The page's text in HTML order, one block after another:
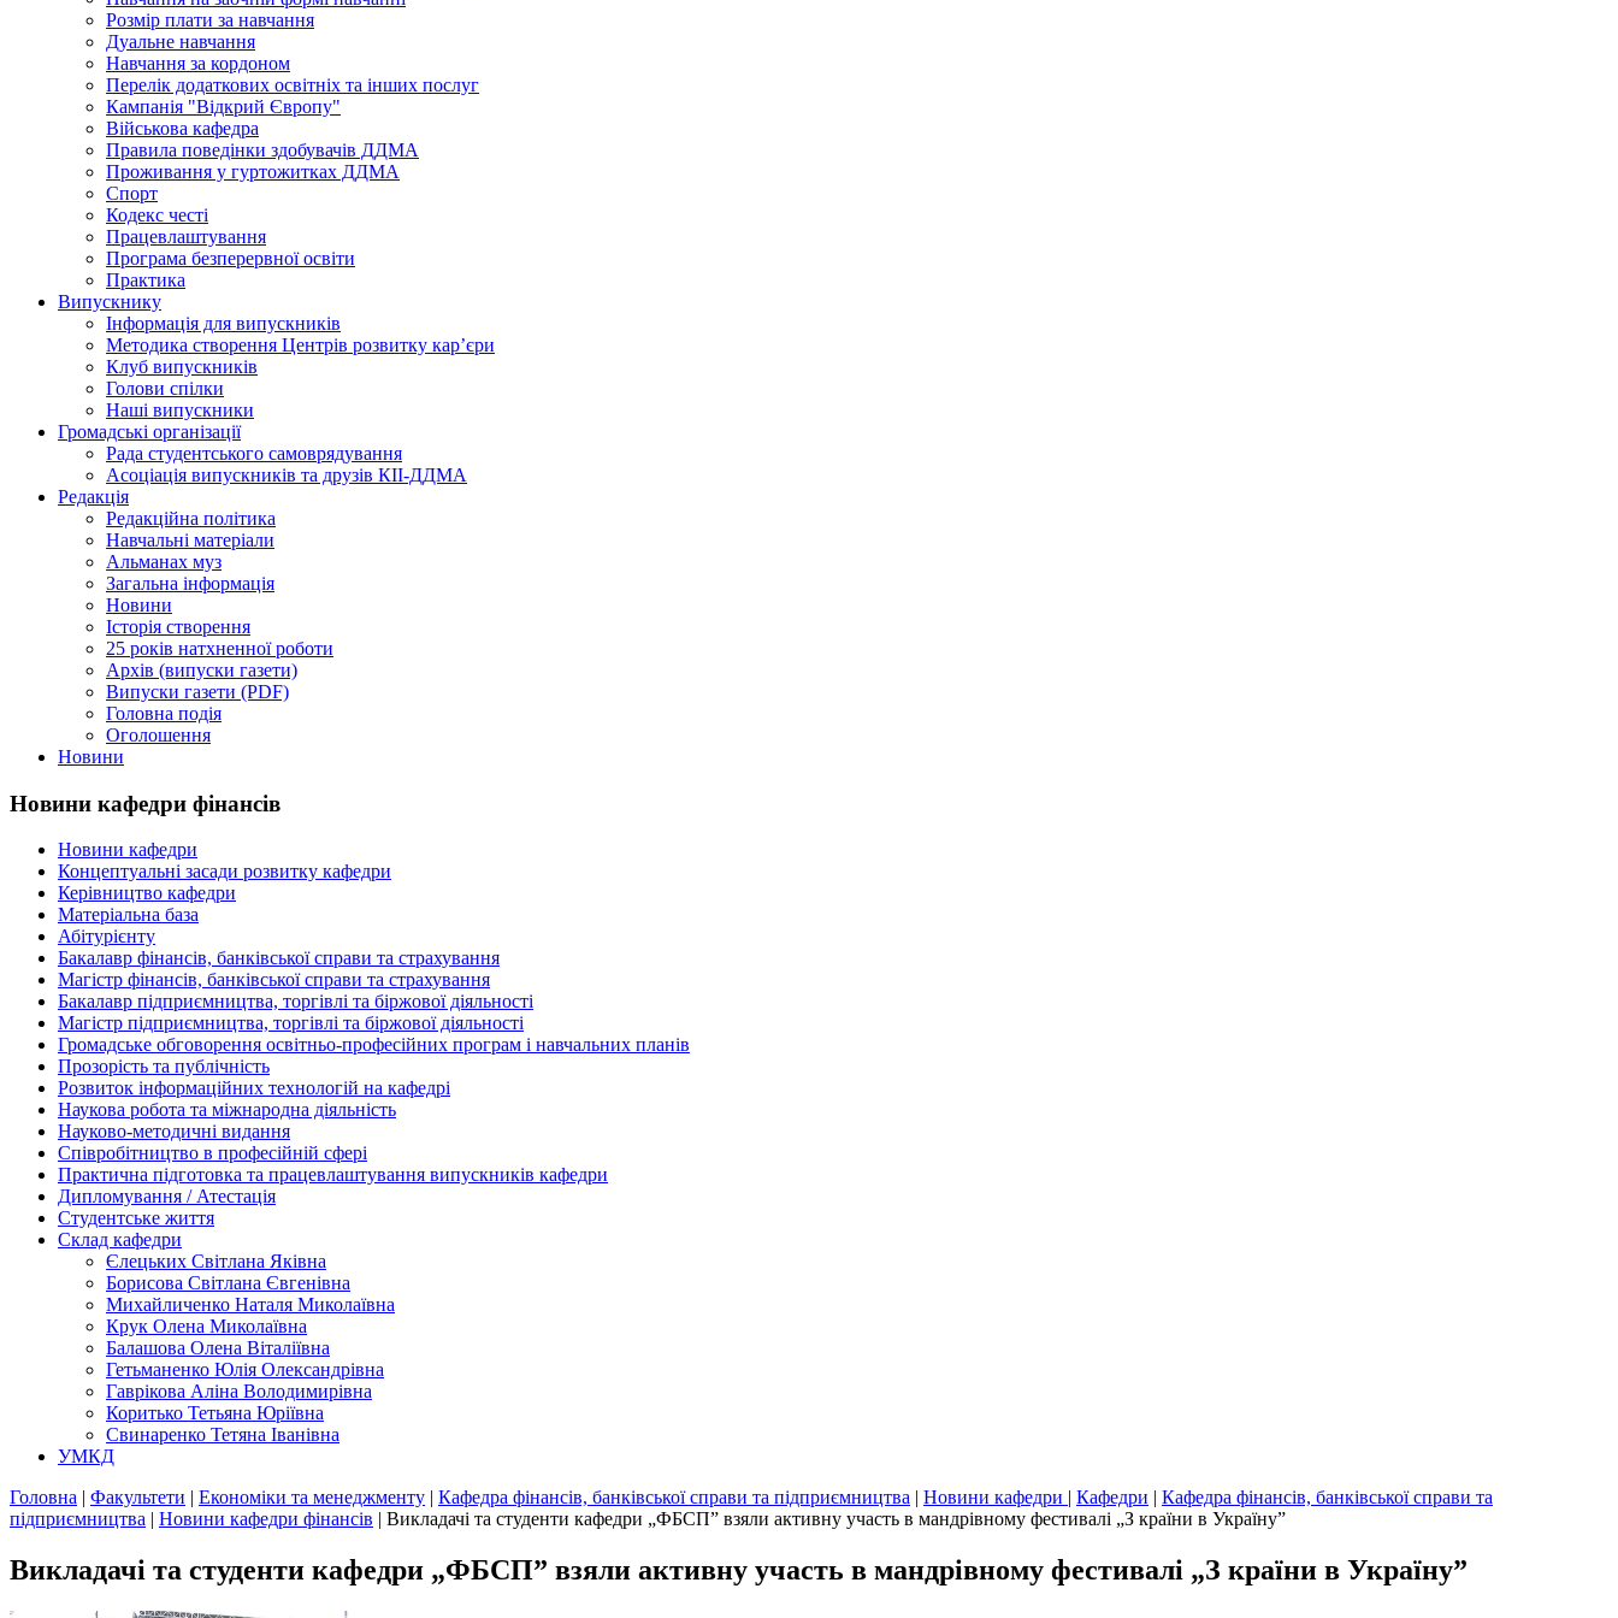
Розмір плати за навчання
Дуальне навчання
Навчання за кордоном
Перелік додаткових освітніх та інших послуг
Кампанія "Відкрий Європу"
Військова кафедра
Правила поведінки здобувачів ДДМА
Проживання у гуртожитках ДДМА
Спорт
Кодекс честі
Працевлаштування
Програма безперервної освіти
Практика
Випускнику
Інформація для випускників
Методика створення Центрів розвитку кар’єри
Клуб випускників
Голови спілки
Наші випускники
Громадські організації
Рада студентського самоврядування
Асоціація випускників та друзів КІІ-ДДМА
Редакція
Редакційна політика
Навчальні матеріали
Альманах муз
Загальна інформація
Новини
Історія створення
25 років натхненної роботи
Архів (випуски газети)
Випуски газети (PDF)
Головна подія
Оголошення
Новини
Новини кафедри фінансів
Новини кафедри
Концептуальні засади розвитку кафедри
Керівництво кафедри
Матеріальна база
Абітурієнту
Бакалавр фінансів, банківської справи та страхування
Магістр фінансів, банківської справи та страхування
Бакалавр підприємництва, торгівлі та біржової діяльності
Магістр підприємництва, торгівлі та біржової діяльності
Громадське обговорення освітньо-професійних програм і навчальних планів
Прозорість та публічність
Розвиток інформаційних технологій на кафедрі
Наукова робота та міжнародна діяльність
Науково-методичні видання
Співробітництво в професійній сфері
Практична підготовка та працевлаштування випускників кафедри
Дипломування / Атестація
Студентське життя
Склад кафедри
Єлецьких Світлана Яківна
Борисова Світлана Євгенівна
Михайличенко Наталя Миколаївна
Крук Олена Миколаївна
Балашова Олена Віталіївна
Гетьманенко Юлія Олександрівна
Гаврікова Аліна Володимирівна
Коритько Тетьяна Юріївна
Свинаренко Тетяна Іванівна
УМКД
Головна | Факультети | Економіки та менеджменту | Кафедра фінансів, банківської справи та підприємництва | Новини кафедри | Кафедри | Кафедра фінансів, банківської справи та
підприємництва | Новини кафедри фінансів | Викладачі та студенти кафедри „ФБСП” взяли активну участь в мандрівному фестивалі „З країни в Україну”
Викладачі та студенти кафедри „ФБСП” взяли активну участь в мандрівному фестивалі „З країни в Україну”